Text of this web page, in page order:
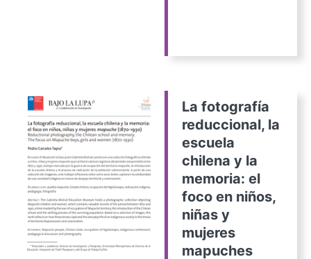
La fotografía
reduccional, la
escuela
chilena y la
memoria: el
foco en niños,
niñas y
mujeres
mapuches